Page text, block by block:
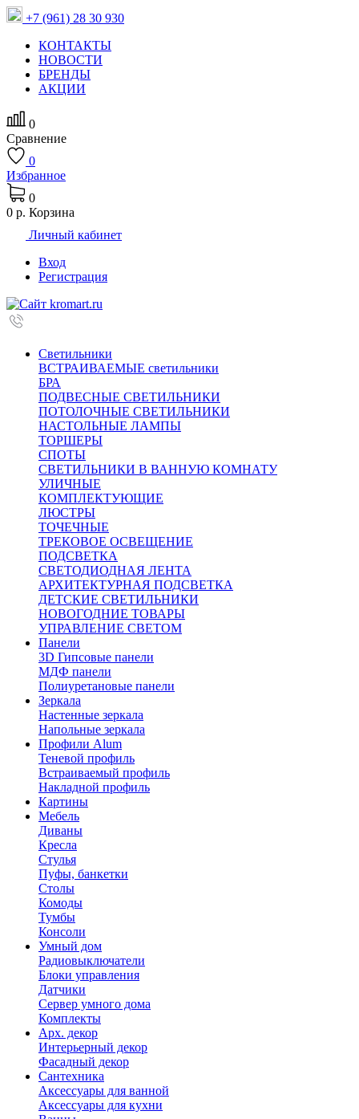
+7 (961) 28 30 930
КОНТАКТЫ
НОВОСТИ
БРЕНДЫ
АКЦИИ
0
Сравнение
0
Избранное
0
0 р. Корзина
Личный кабинет
Вход
Регистрация
Светильники
ВСТРАИВАЕМЫЕ светильники
БРА
ПОДВЕСНЫЕ СВЕТИЛЬНИКИ
ПОТОЛОЧНЫЕ СВЕТИЛЬНИКИ
НАСТОЛЬНЫЕ ЛАМПЫ
ТОРШЕРЫ
СПОТЫ
СВЕТИЛЬНИКИ В ВАННУЮ КОМНАТУ
УЛИЧНЫЕ
КОМПЛЕКТУЮЩИЕ
ЛЮСТРЫ
ТОЧЕЧНЫЕ
ТРЕКОВОЕ ОСВЕЩЕНИЕ
ПОДСВЕТКА
СВЕТОДИОДНАЯ ЛЕНТА
АРХИТЕКТУРНАЯ ПОДСВЕТКА
ДЕТСКИЕ СВЕТИЛЬНИКИ
НОВОГОДНИЕ ТОВАРЫ
УПРАВЛЕНИЕ СВЕТОМ
Панели
3D Гипсовые панели
МДФ панели
Полиуретановые панели
Зеркала
Настенные зеркала
Напольные зеркала
Профили Alum
Теневой профиль
Встраиваемый профиль
Накладной профиль
Картины
Мебель
Диваны
Кресла
Стулья
Пуфы, банкетки
Столы
Комоды
Тумбы
Консоли
Умный дом
Радиовыключатели
Блоки управления
Датчики
Сервер умного дома
Комплекты
Арх. декор
Интерьерный декор
Фасадный декор
Сантехника
Аксессуары для ванной
Аксессуары для кухни